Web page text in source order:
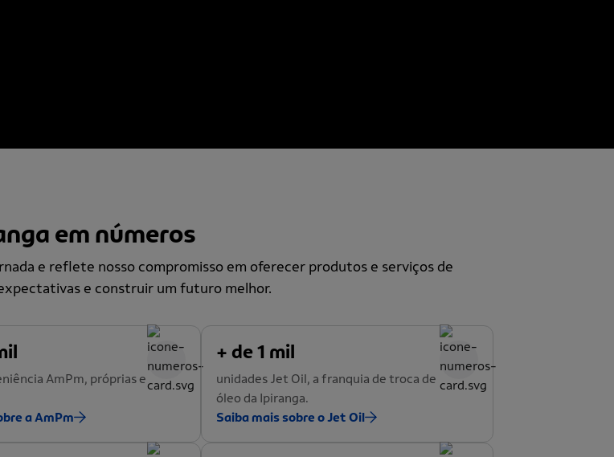
em números
e reflete nosso compromisso em oferecer produtos e serviços de
e construir um futuro melhor.
AmPm, próprias e
a AmPm
+ de 1 mil
unidades Jet Oil, a franquia de troca de
óleo da Ipiranga.
Saiba mais sobre o Jet Oil